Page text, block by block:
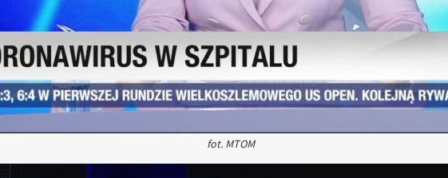
fot. MTOM